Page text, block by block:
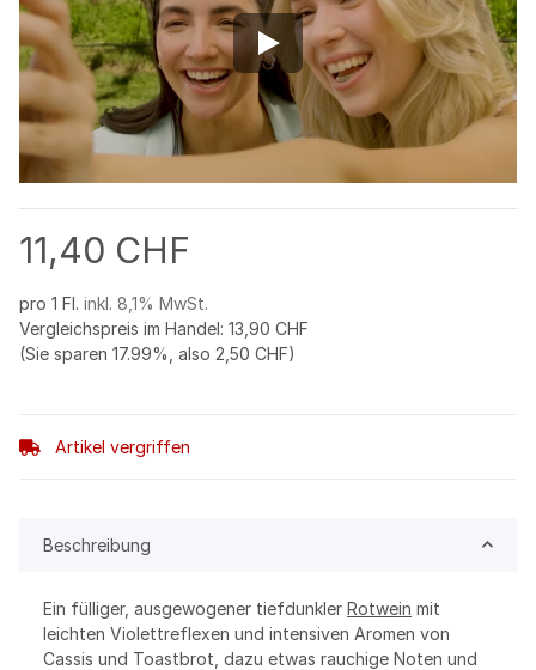
11,40 CHF
pro 1 Fl. inkl. 8,1% MwSt.
Vergleichspreis im Handel: 13,90 CHF
(Sie sparen 17.99% , also 2,50 CHF)
Artikel vergriffen
Beschreibung
Ein fülliger, ausgewogener tiefdunkler Rotwein mit
leichten Violettreflexen und intensiven Aromen von
Cassis und Toastbrot, dazu etwas rauchige Noten und